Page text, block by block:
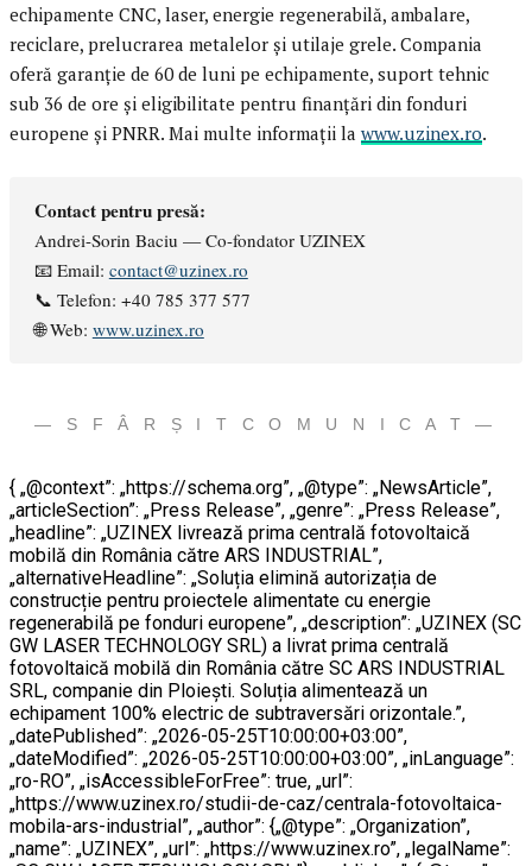
echipamente CNC, laser, energie regenerabilă, ambalare,
reciclare, prelucrarea metalelor și utilaje grele. Compania
oferă garanție de 60 de luni pe echipamente, suport tehnic
sub 36 de ore și eligibilitate pentru finanțări din fonduri
europene și PNRR. Mai multe informații la www.uzinex.ro.
Contact pentru presă:
Andrei-Sorin Baciu — Co-fondator UZINEX
📧 Email: contact@uzinex.ro
📞 Telefon: +40 785 377 577
🌐 Web: www.uzinex.ro
— S F Â R Ș I T C O M U N I C A T —
{ „@context”: „https://schema.org”, „@type”: „NewsArticle”,
„articleSection”: „Press Release”, „genre”: „Press Release”,
„headline”: „UZINEX livrează prima centrală fotovoltaică
mobilă din România către ARS INDUSTRIAL”,
„alternativeHeadline”: „Soluția elimină autorizația de
construcție pentru proiectele alimentate cu energie
regenerabilă pe fonduri europene”, „description”: „UZINEX (SC
GW LASER TECHNOLOGY SRL) a livrat prima centrală
fotovoltaică mobilă din România către SC ARS INDUSTRIAL
SRL, companie din Ploiești. Soluția alimentează un
echipament 100% electric de subtraversări orizontale.”,
„datePublished”: „2026-05-25T10:00:00+03:00”,
„dateModified”: „2026-05-25T10:00:00+03:00”, „inLanguage”:
„ro-RO”, „isAccessibleForFree”: true, „url”:
„https://www.uzinex.ro/studii-de-caz/centrala-fotovoltaica-
mobila-ars-industrial”, „author”: {„@type”: „Organization”,
„name”: „UZINEX”, „url”: „https://www.uzinex.ro”, „legalName”: